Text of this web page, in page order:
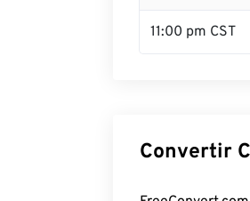
11:00 pm CST
Convertir